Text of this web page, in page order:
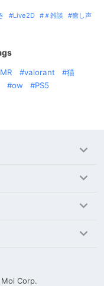
Live2D ＃雑談
癒し声
valorant
猫
ow PS5
Moi Corp.